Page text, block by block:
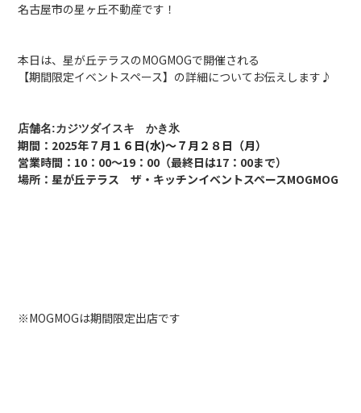
名古屋市の星ヶ丘不動産です！
本日は、星が丘テラスのMOGMOGで開催される
【期間限定イベントスペース】の詳細についてお伝えします♪
店舗名:カジツダイスキ かき氷
期間：2025年７月１６日(水)～７月２８日（月）
営業時間：10：00〜19：00（最終日は17：00まで）
場所：星が丘テラス ザ・キッチンイベントスペースMOGMOG
※MOGMOGは期間限定出店です